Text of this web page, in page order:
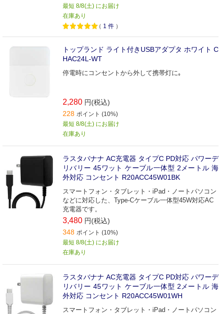
最短 8/8(土) にお届け
在庫あり
（ 1 件 ）
トップランド ライト付きUSBアダプタ ホワイト C
HAC24L-WT
停電時にコンセントから外して携帯灯に｡
2,280 円(税込)
228 ポイント (10%)
最短 8/8(土) にお届け
在庫あり
ラスタバナナ AC充電器 タイプC PD対応 パワーデ
リバリー 45ワット ケーブル一体型 2メートル 海
外対応 コンセント R20ACC45W01BK
スマートフォン・タブレット・iPad・ノートパソコン
などに対応した、Type-Cケーブル一体型45W対応AC
充電器です。
3,480 円(税込)
348 ポイント (10%)
最短 8/8(土) にお届け
在庫あり
ラスタバナナ AC充電器 タイプC PD対応 パワーデ
リバリー 45ワット ケーブル一体型 2メートル 海
外対応 コンセント R20ACC45W01WH
スマートフォン・タブレット・iPad・ノートパソコン